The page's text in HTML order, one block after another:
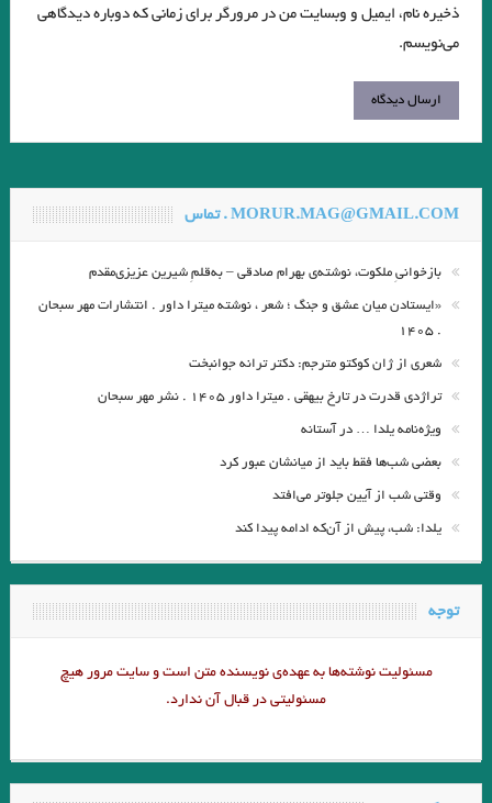
ذخیره نام، ایمیل و وبسایت من در مرورگر برای زمانی که دوباره دیدگاهی
می‌نویسم.
MORUR.MAG@GMAIL.COM . تماس
بازخوانیِ ملکوت، نوشته‌ی بهرام صادقی – به‌قلمِ شیرین عزیزی‌مقدم
«ایستادن میان عشق و جنگ ؛ شعر ، نوشته میترا داور . انتشارات مهر سبحان
. ۱۴۰۵
شعری از ژان کوکتو مترجم: دکتر ترانه جوانبخت
تراژدی قدرت در تارخ بیهقی . میترا داور ۱۴۰۵ . نشر مهر سبحان
ویژه‌نامه یلدا … در آستانه
بعضی شب‌ها فقط باید از میانشان عبور کرد
وقتی شب از آیین جلوتر می‌افتد
یلدا: شب، پیش از آن‌که ادامه پیدا کند
توجه
مسئولیت نوشته‌‌ها به عهده‌ی نویسنده متن است و سایت مرور هیچ
مسئولیتی در قبال آن ندارد.